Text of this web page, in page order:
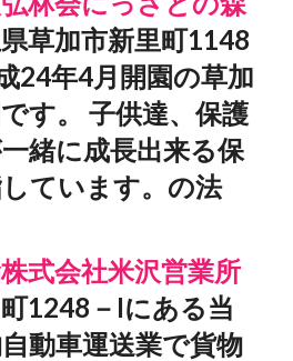
県草加市新里町1148
24年4月開園の草加
す。 子供達、保護
緒に成長出来る保
ています。の法
式会社米沢営業所
町1248－Iにある当
動車運送業で貨物